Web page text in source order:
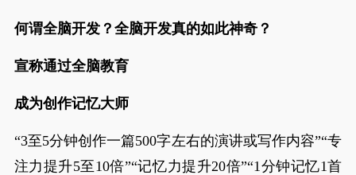
何谓全脑开发？全脑开发真的如此神奇？
宣称通过全脑教育
成为创作记忆大师
“3至5分钟创作一篇500字左右的演讲或写作内容”“专
注力提升5至10倍”“记忆力提升20倍”“1分钟记忆1首